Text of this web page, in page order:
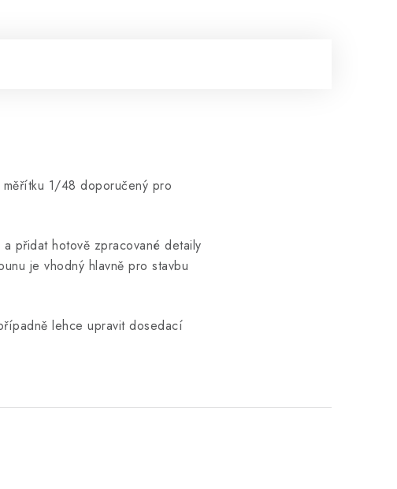
1/48 doporučený pro
přidat hotově zpracované detaily
je vhodný hlavně pro stavbu
lehce upravit dosedací